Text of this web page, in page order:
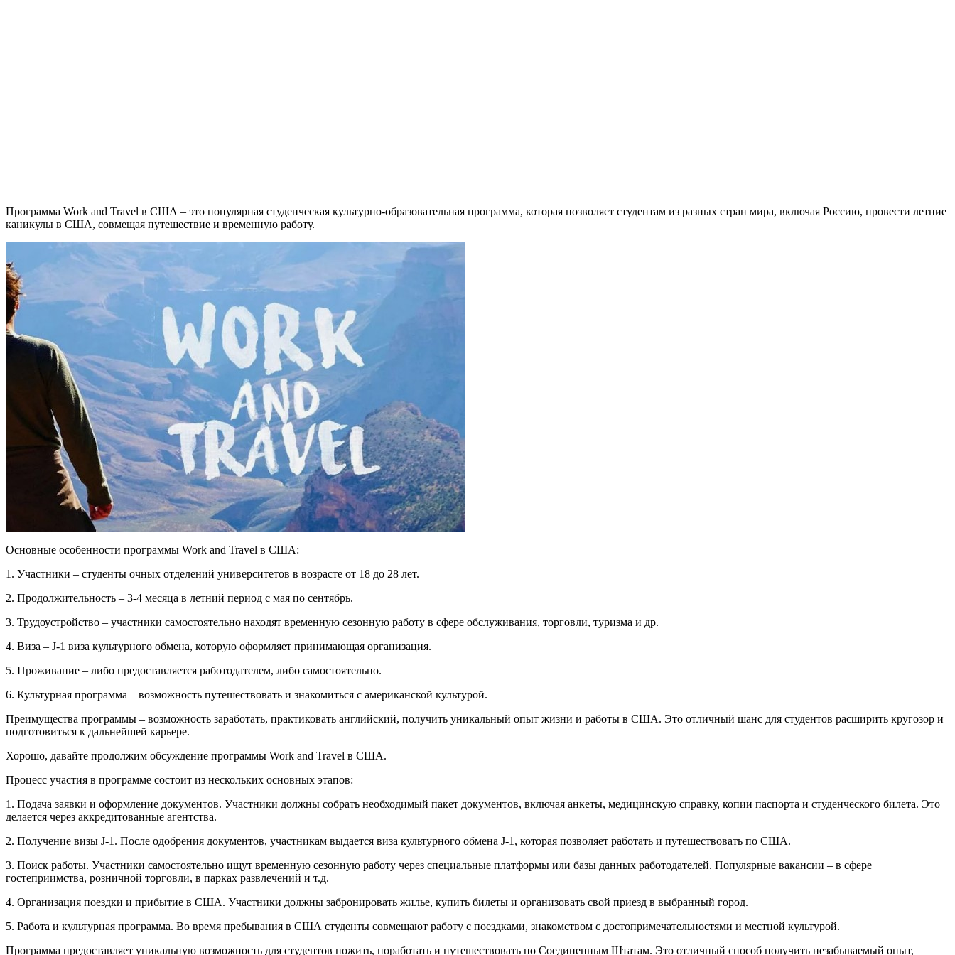
Программа Work and Travel в США – это популярная студенческая культурно-образовательная программа, которая позволяет студентам из разных стран мира, включая Россию, провести летние
каникулы в США, совмещая путешествие и временную работу.
Основные особенности программы Work and Travel в США:
1. Участники – студенты очных отделений университетов в возрасте от 18 до 28 лет.
2. Продолжительность – 3-4 месяца в летний период с мая по сентябрь.
3. Трудоустройство – участники самостоятельно находят временную сезонную работу в сфере обслуживания, торговли, туризма и др.
4. Виза – J-1 виза культурного обмена, которую оформляет принимающая организация.
5. Проживание – либо предоставляется работодателем, либо самостоятельно.
6. Культурная программа – возможность путешествовать и знакомиться с американской культурой.
Преимущества программы – возможность заработать, практиковать английский, получить уникальный опыт жизни и работы в США. Это отличный шанс для студентов расширить кругозор и
подготовиться к дальнейшей карьере.
Хорошо, давайте продолжим обсуждение программы Work and Travel в США.
Процесс участия в программе состоит из нескольких основных этапов:
1. Подача заявки и оформление документов. Участники должны собрать необходимый пакет документов, включая анкеты, медицинскую справку, копии паспорта и студенческого билета. Это
делается через аккредитованные агентства.
2. Получение визы J-1. После одобрения документов, участникам выдается виза культурного обмена J-1, которая позволяет работать и путешествовать по США.
3. Поиск работы. Участники самостоятельно ищут временную сезонную работу через специальные платформы или базы данных работодателей. Популярные вакансии – в сфере
гостеприимства, розничной торговли, в парках развлечений и т.д.
4. Организация поездки и прибытие в США. Участники должны забронировать жилье, купить билеты и организовать свой приезд в выбранный город.
5. Работа и культурная программа. Во время пребывания в США студенты совмещают работу с поездками, знакомством с достопримечательностями и местной культурой.
Программа предоставляет уникальную возможность для студентов пожить, поработать и путешествовать по Соединенным Штатам. Это отличный способ получить незабываемый опыт,